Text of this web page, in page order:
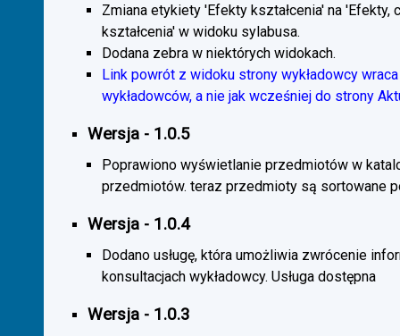
Zmiana etykiety 'Efekty kształcenia' na 'Efekty,
kształcenia' w widoku sylabusa.
Dodana zebra w niektórych widokach.
Link powrót z widoku strony wykładowcy
wykładowców, a nie jak wcześniej do strony
Wersja - 1.0.5
Poprawiono wyświetlanie przedmiotów w
przedmiotów. teraz przedmioty są sortowane
Wersja - 1.0.4
Dodano usługę, która umożliwia zwrócenie
konsultacjach wykładowcy. Usługa dostępna
Wersja - 1.0.3